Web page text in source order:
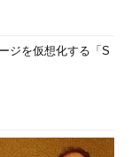
ジを仮想化する「S